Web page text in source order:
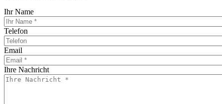
Ihr Name
Telefon
Email
Ihre Nachricht